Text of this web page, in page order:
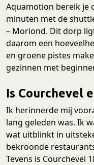
Aquamotion bereik je
minuten met de
– Moriond. Dit dorp
daarom een
en groene pistes
gezinnen met
Is Courchevel
Ik herinnerde mij
lang geleden was. Ik
wat uitblinkt in
bekroonde
Tevens is Courchevel